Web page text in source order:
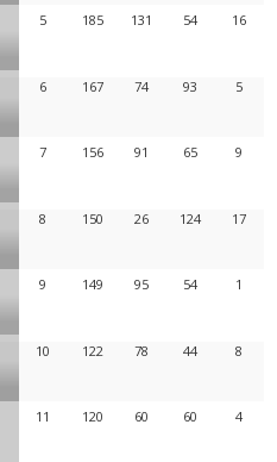
5 185 131 54 16
6 167 74 93 5
7 156 91 65 9
8 150 26 124 17
9 149 95 54 1
10 122 78 44 8
11 120 60 60 4